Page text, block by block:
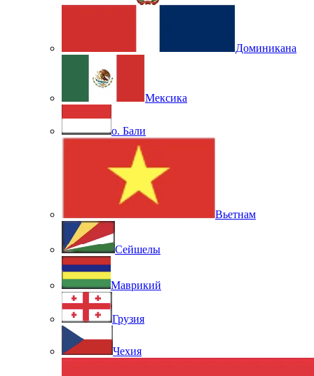
Доминикана
Мексика
о. Бали
Вьетнам
Сейшелы
Маврикий
Грузия
Чехия